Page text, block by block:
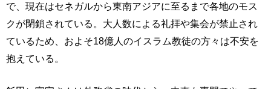
で、現在はセネガルから東南アジアに至るまで各地のモス
クが閉鎖されている。大人数による礼拝や集会が禁止され
ているため、およそ18億人のイスラム教徒の方々は不安を
抱えている。